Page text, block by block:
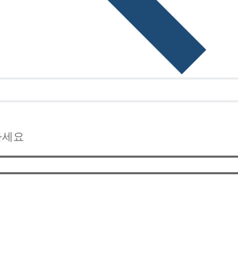
요